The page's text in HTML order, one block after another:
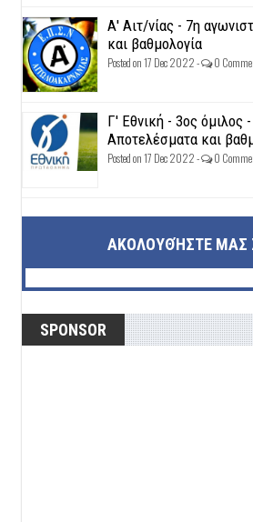
Α' Αιτ/νίας - 7η
και βαθμολογία
Posted on 17 Dec 2022 - 0
Γ' Εθνική - 3ος όμιλος
Αποτελέσματα και
Posted on 17 Dec 2022 - 0
ΑΚΟΛΟΥΘΉΣΤΕ ΜΑΣ
SPONSOR